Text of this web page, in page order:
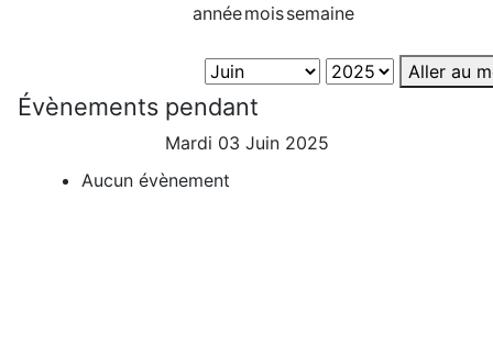
annéemoissemaine
Aller au
Évènements pendant
Mardi 03 Juin 2025
Aucun évènement